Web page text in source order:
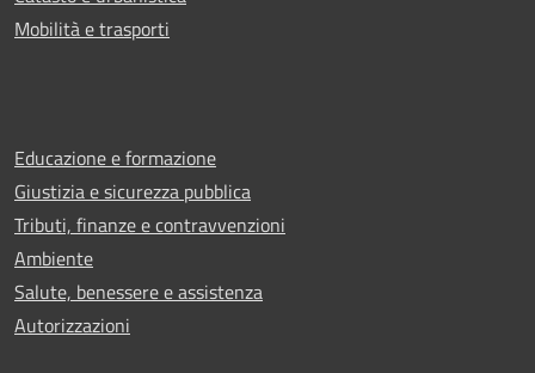
Mobilità e trasporti
Educazione e formazione
Giustizia e sicurezza pubblica
Tributi, finanze e contravvenzioni
Ambiente
Salute, benessere e assistenza
Autorizzazioni